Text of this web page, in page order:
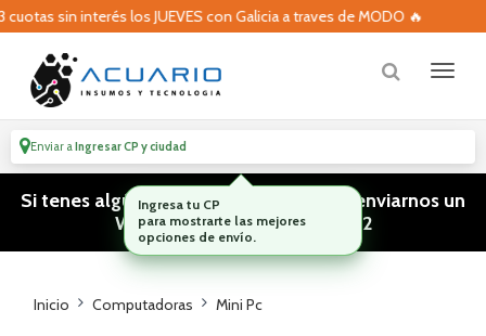
sin interés los JUEVES con Galicia a traves de MODO 🔥
Enviar aIngresar CP y ciudad
Si tenes algún tipo de consulta podes enviarnos un
WhatsApp! (011) 15 5386 3812
Inicio Computadoras Mini Pc